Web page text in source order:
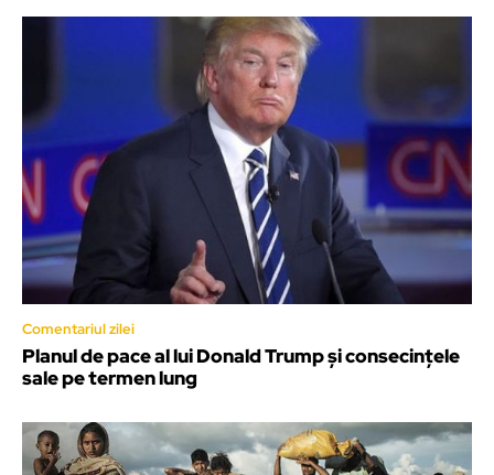
Comentariul zilei
Planul de pace al lui Donald Trump și consecințele
sale pe termen lung